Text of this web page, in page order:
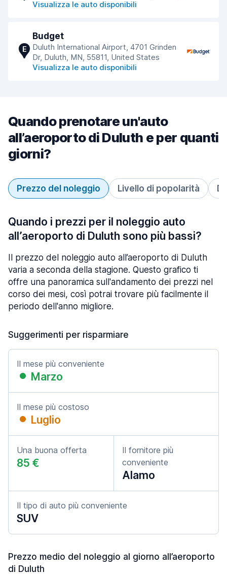
Visualizza le auto disponibili
E
Budget
Duluth International Airport, 4701 Grinden
Dr, Duluth, MN, 55811, United States
Visualizza le auto disponibili
Quando prenotare un'auto
all’aeroporto di Duluth e per quanti
giorni?
Prezzo del noleggio Livello di popolarità
Quando i prezzi per il noleggio auto
all’aeroporto di Duluth sono più bassi?
Il prezzo del noleggio auto all’aeroporto di Duluth
varia a seconda della stagione. Questo grafico ti
offre una panoramica sull'andamento dei prezzi nel
corso dei mesi, così potrai trovare più facilmente il
periodo dell'anno migliore.
Suggerimenti per risparmiare
Il mese più conveniente
Marzo
Il mese più costoso
Luglio
Una buona offerta
85 €
Il fornitore più
conveniente
Alamo
Il tipo di auto più conveniente
SUV
Prezzo medio del noleggio al giorno all’aeroporto
di Duluth